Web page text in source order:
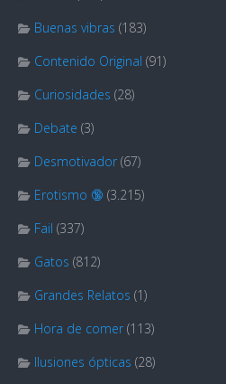
Buenas vibras (183)
Contenido Original (91)
Curiosidades (28)
Debate (3)
Desmotivador (67)
Erotismo 🔞 (3.215)
Fail (337)
Gatos (812)
Grandes Relatos (1)
Hora de comer (113)
Ilusiones ópticas (28)